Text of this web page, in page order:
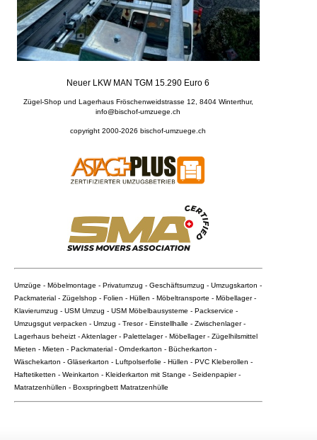
Neuer LKW MAN TGM 15.290 Euro 6
Zügel-Shop und Lagerhaus Fröschenweidstrasse 12, 8404 Winterthur,
info@bischof-umzuege.ch
copyright 2000-2026bischof-umzuege.ch
Umzüge - Möbelmontage - Privatumzug - Geschäftsumzug - Umzugskarton -
Packmaterial - Zügelshop - Folien - Hüllen - Möbeltransporte - Möbellager -
Klavierumzug - USM Umzug - USM Möbelbausysteme - Packservice -
Umzugsgut verpacken - Umzug - Tresor - Einstellhalle - Zwischenlager -
Lagerhaus beheizt - Aktenlager - Palettelager - Möbellager - Zügelhilsmittel
Mieten - Mieten - Packmaterial - Ornderkarton - Bücherkarton -
Wäschekarton - Gläserkarton - Luftpolserfolie - Hüllen - PVC Kleberollen -
Haftetiketten - Weinkarton - Kleiderkarton mit Stange - Seidenpapier -
Matratzenhüllen - Boxspringbett Matratzenhülle